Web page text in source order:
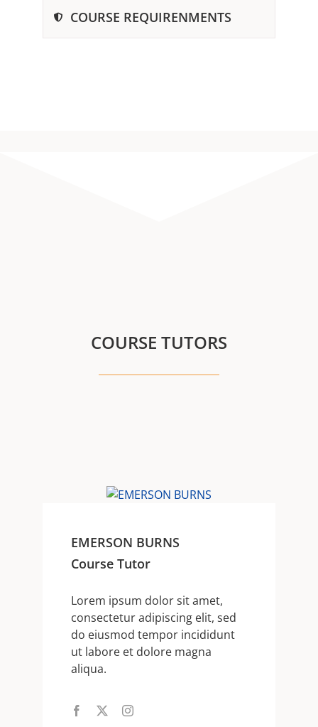
COURSE REQUIRENMENTS
COURSE TUTORS
EMERSON BURNS
Course Tutor
Lorem ipsum dolor sit amet,
consectetur adipiscing elit, sed
do eiusmod tempor incididunt
ut labore et dolore magna
aliqua.